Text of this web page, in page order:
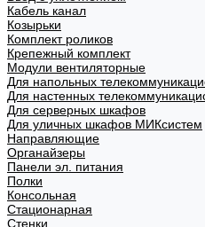
Кабель канал
Козырьки
Комплект роликов
Крепежный комплект
Модули вентиляторные
Для напольных
Для настенных
Для серверных шкафов
Для уличных шкафов МИКсистем
Направляющие
Органайзеры
Панели эл. питания
Полки
Консольная
Стационарная
Стенки